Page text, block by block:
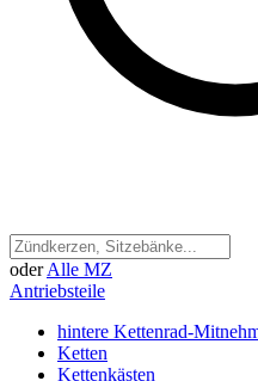
oder Alle MZ
Antriebsteile
hintere Kettenrad-
Ketten
Kettenkästen